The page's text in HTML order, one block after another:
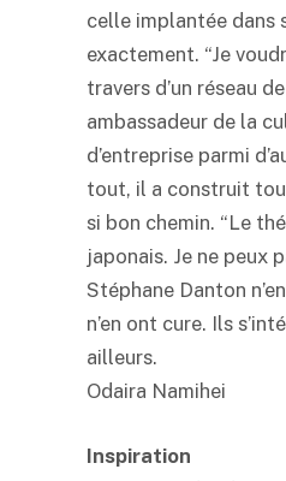
celle implantée dans
exactement. “Je
travers d’un réseau
ambassadeur de la
d’entreprise parmi
tout, il a construit
si bon chemin. “Le
japonais. Je ne peux
Stéphane Danton
n’en ont cure. Ils
ailleurs.
Odaira Namihei
Inspiration